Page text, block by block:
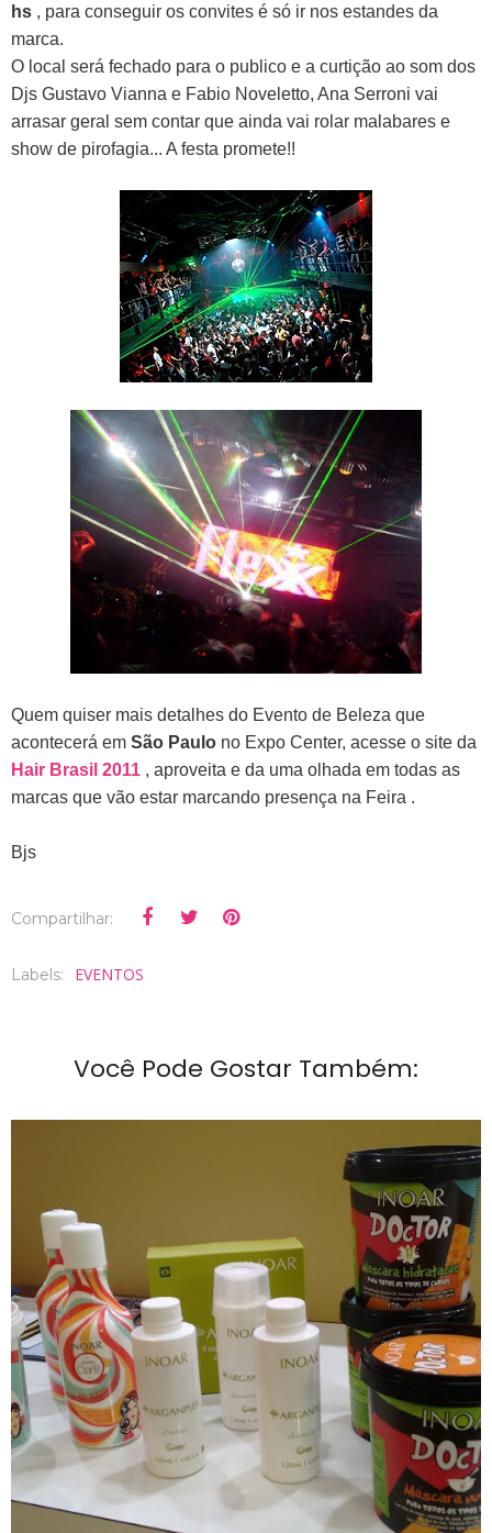
hs , para conseguir os convites é só ir nos estandes da
marca.
O local será fechado para o publico e a curtição ao som dos
Djs Gustavo Vianna e Fabio Noveletto, Ana Serroni vai
arrasar geral sem contar que ainda vai rolar malabares e
show de pirofagia... A festa promete!!
Quem quiser mais detalhes do Evento de Beleza que
acontecerá em São Paulo no Expo Center, acesse o site da
Hair Brasil 2011 , aproveita e da uma olhada em todas as
marcas que vão estar marcando presença na Feira .
Bjs
Compartilhar:
Labels: EVENTOS
Você Pode Gostar Também: